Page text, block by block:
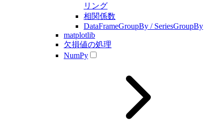
リング
相関係数
DataFrameGroupBy / SeriesGroupBy
matplotlib
欠損値の処理
NumPy